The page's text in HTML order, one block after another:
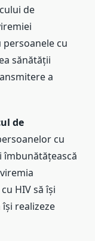
de
cu
sănătății
a
de
cu
îmbunătățească
HIV să își
realizeze